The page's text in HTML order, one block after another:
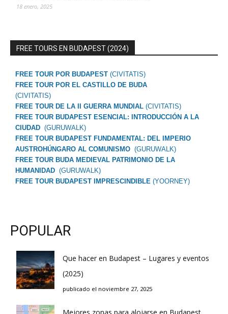
18 enero, 2025
FREE TOURS EN BUDAPEST (2024)
FREE TOUR POR BUDAPEST (CIVITATIS)
FREE TOUR POR EL CASTILLO DE BUDA
(CIVITATIS)
FREE TOUR DE LA II GUERRA MUNDIAL (CIVITATIS)
FREE TOUR BUDAPEST ESENCIAL: INTRODUCCIÓN A LA
CIUDAD (GURUWALK)
FREE TOUR BUDAPEST FUNDAMENTAL: DEL IMPERIO
AUSTROHÚNGARO AL COMUNISMO (GURUWALK)
FREE TOUR BUDA MEDIEVAL PATRIMONIO DE LA
HUMANIDAD (GURUWALK)
FREE TOUR BUDAPEST IMPRESCINDIBLE (YOORNEY)
POPULAR
Que hacer en Budapest – Lugares y eventos
(2025)
publicado el noviembre 27, 2025